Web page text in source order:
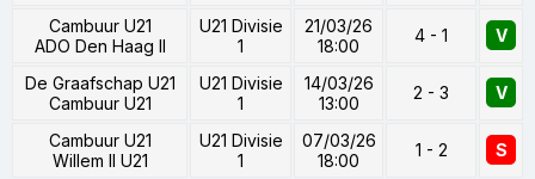
Cambuur U21
ADO Den Haag II
U21 Divisie
1
21/03/26
18:00
4 - 1 V
De Graafschap U21
Cambuur U21
U21 Divisie
1
14/03/26
13:00
2 - 3 V
Cambuur U21
Willem II U21
U21 Divisie
1
07/03/26
18:00
1 - 2 S